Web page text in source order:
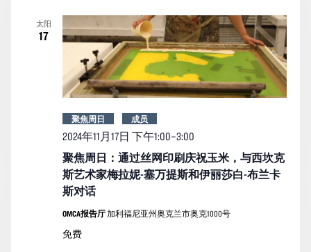
太阳
17
聚焦周日：通过丝网印刷庆祝玉米，与西坎克
斯艺术家梅拉妮-塞万提斯和伊丽莎白-布兰卡
斯对话
2024年11月17日 下午1:00–3:00
聚焦周日 成员
OMCA报告厅加利福尼亚州奥克兰市奥克1000号
免费